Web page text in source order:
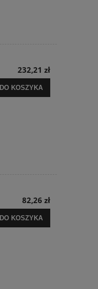
232,21 zł
DO KOSZYKA
82,26 zł
DO KOSZYKA